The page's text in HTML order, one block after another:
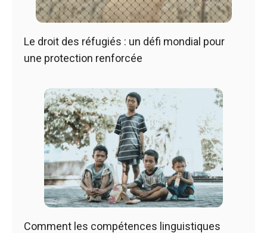
Le droit des réfugiés : un défi mondial pour
une protection renforcée
Comment les compétences linguistiques